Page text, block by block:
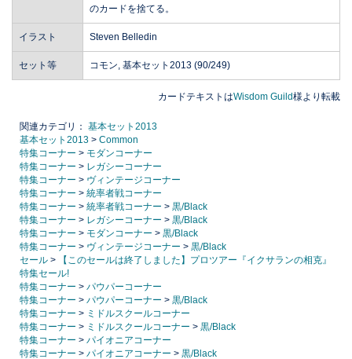
のカードを捨てる。
イラスト Steven Belledin
セット等 コモン, 基本セット2013 (90/249)
カードテキストはWisdom Guild様より転載
関連カテゴリ： 基本セット2013
基本セット2013 > Common
特集コーナー > モダンコーナー
特集コーナー > レガシーコーナー
特集コーナー > ヴィンテージコーナー
特集コーナー > 統率者戦コーナー
特集コーナー > 統率者戦コーナー > 黒/Black
特集コーナー > レガシーコーナー > 黒/Black
特集コーナー > モダンコーナー > 黒/Black
特集コーナー > ヴィンテージコーナー > 黒/Black
セール >
【このセールは終了しました】プロツアー『イクサランの相克』
特集セール!
特集コーナー > パウパーコーナー
特集コーナー > パウパーコーナー > 黒/Black
特集コーナー > ミドルスクールコーナー
特集コーナー > ミドルスクールコーナー > 黒/Black
特集コーナー > パイオニアコーナー
特集コーナー > パイオニアコーナー > 黒/Black